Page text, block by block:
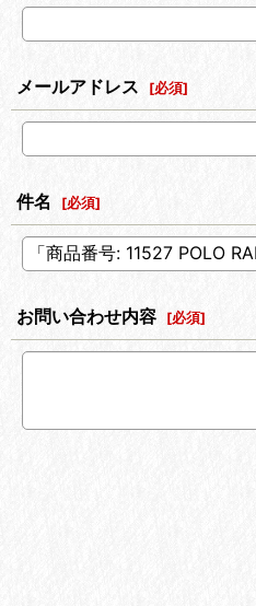
メールアドレス [必須]
件名 [必須]
お問い合わせ内容 [必須]